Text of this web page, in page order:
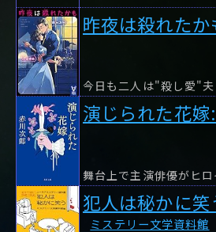
昨夜は殺れたか
演じられた花
舞台上で主演俳優がヒロ
犯人は秘かに
ミステリー文学資料館